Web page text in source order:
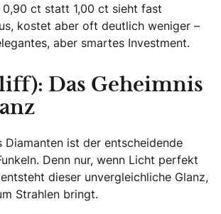
0,90 ct statt 1,00 ct sieht fast
kostet aber oft deutlich weniger –
aber smartes Investment.
Das Geheimnis
Diamanten ist der entscheidende
Denn nur, wenn Licht perfekt
dieser unvergleichliche Glanz,
Strahlen bringt.